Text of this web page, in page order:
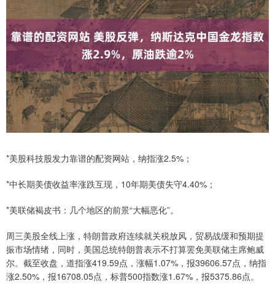
*美股科技股发力靠谱的配资网站，纳指涨2.5%；
*中长期美债收益率涨跌互现，10年期美债失守4.40%；
*美联储褐皮书：几个地区的前景“大幅恶化”。
周三美股全线上涨，特朗普政府连续就关税放风，贸易战缓和预期提
振市场情绪，同时，美国总统特朗普表示不打算罢免美联储主席鲍威
尔。截至收盘，道指涨419.59点，涨幅1.07%，报39606.57点，纳指
涨2.50%，报16708.05点，标普500指数涨1.67%，报5375.86点。